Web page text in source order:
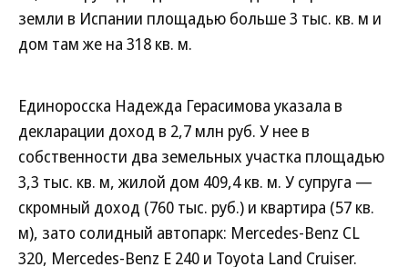
земли в Испании площадью больше 3 тыс. кв. м и
дом там же на 318 кв. м.
Единоросска Надежда Герасимова указала в
декларации доход в 2,7 млн руб. У нее в
собственности два земельных участка площадью
3,3 тыс. кв. м, жилой дом 409,4 кв. м. У супруга —
скромный доход (760 тыс. руб.) и квартира (57 кв.
м), зато солидный автопарк: Mercedes-Benz CL
320, Mercedes-Benz Е 240 и Toyota Land Cruiser.